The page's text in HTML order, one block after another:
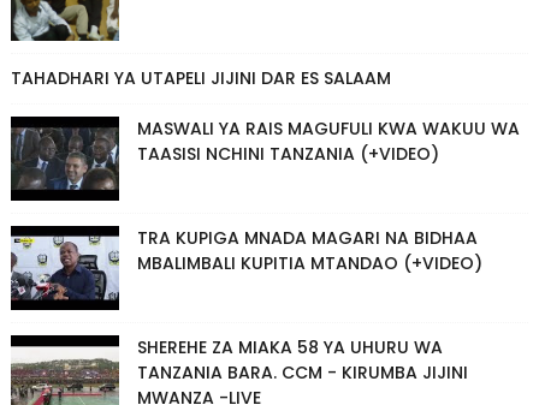
TAHADHARI YA UTAPELI JIJINI DAR ES SALAAM
MASWALI YA RAIS MAGUFULI KWA WAKUU WA
TAASISI NCHINI TANZANIA (+VIDEO)
TRA KUPIGA MNADA MAGARI NA BIDHAA
MBALIMBALI KUPITIA MTANDAO (+VIDEO)
SHEREHE ZA MIAKA 58 YA UHURU WA
TANZANIA BARA. CCM - KIRUMBA JIJINI
MWANZA -LIVE